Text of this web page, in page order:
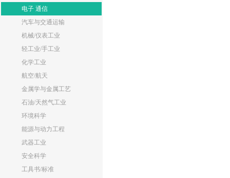
电子 通信
汽车与交通运输
机械/仪表工业
轻工业/手工业
化学工业
航空/航天
金属学与金属工艺
石油/天然气工业
环境科学
能源与动力工程
武器工业
安全科学
工具书/标准